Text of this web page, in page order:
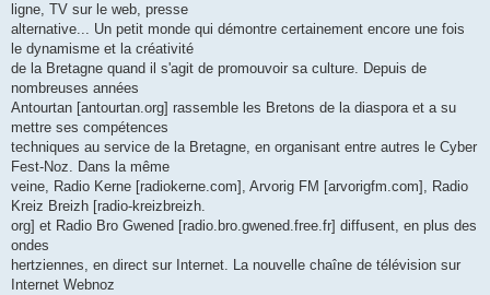
ligne, TV sur le web, presse
alternative... Un petit monde qui démontre certainement encore une fois
le dynamisme et la créativité
de la Bretagne quand il s'agit de promouvoir sa culture. Depuis de
nombreuses années
Antourtan [antourtan.org] rassemble les Bretons de la diaspora et a su
mettre ses compétences
techniques au service de la Bretagne, en organisant entre autres le Cyber
Fest-Noz. Dans la même
veine, Radio Kerne [radiokerne.com], Arvorig FM [arvorigfm.com], Radio
Kreiz Breizh [radio-kreizbreizh.
org] et Radio Bro Gwened [radio.bro.gwened.free.fr] diffusent, en plus des
ondes
hertziennes, en direct sur Internet. La nouvelle chaîne de télévision sur
Internet Webnoz